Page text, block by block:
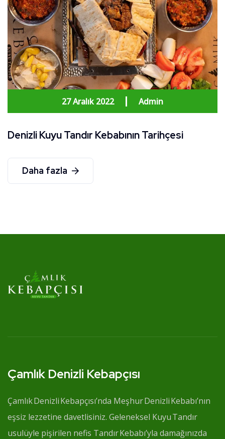
27 Aralık 2022 Admin
Denizli Kuyu Tandır Kebabının Tarihçesi
Daha fazla
Çamlık Denizli Kebapçısı
Çamlık Denizli Kebapçısı’nda Meşhur Denizli Kebabı’nın
eşsiz lezzetine davetlisiniz. Geleneksel Kuyu Tandır
usulüyle pişirilen nefis Tandır Kebabı’yla damağınızda